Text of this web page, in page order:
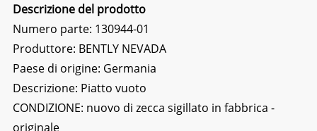
Descrizione del prodotto
Numero parte: 130944-01
Produttore: BENTLY NEVADA
Paese di origine: Germania
Descrizione: Piatto vuoto
CONDIZIONE: nuovo di zecca sigillato in fabbrica -
originale